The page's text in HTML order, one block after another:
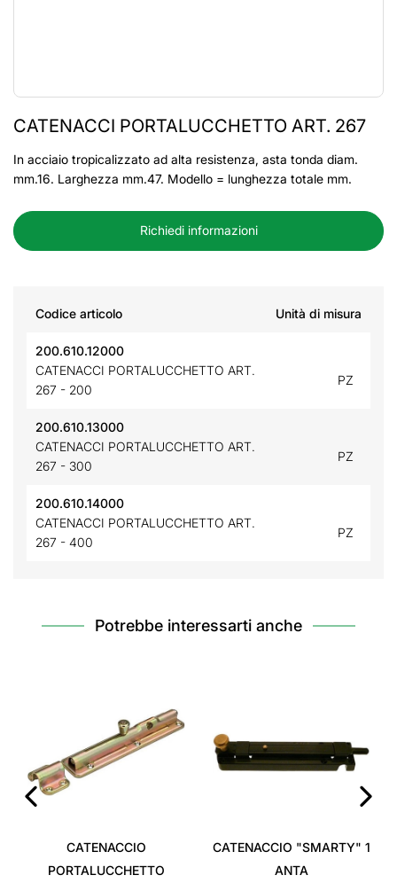
CATENACCI PORTALUCCHETTO ART. 267
In acciaio tropicalizzato ad alta resistenza, asta tonda diam.
mm.16. Larghezza mm.47. Modello = lunghezza totale mm.
Richiedi informazioni
Codice articolo Unità di misura
200.610.12000
CATENACCI PORTALUCCHETTO ART.
267 - 200
PZ
200.610.13000
CATENACCI PORTALUCCHETTO ART.
267 - 300
PZ
200.610.14000
CATENACCI PORTALUCCHETTO ART.
267 - 400
PZ
Potrebbe interessarti anche
CATENACCIO
PORTALUCCHETTO
CATENACCIO "SMARTY" 1
ANTA